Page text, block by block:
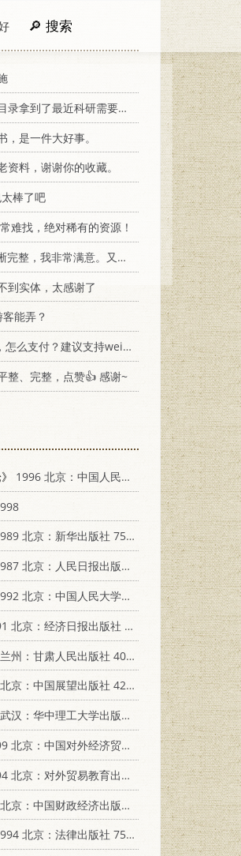
搜索
拿到了最近科研需要的材料！
，是一件大好事。
资料，谢谢你的收藏。
棒了吧
难找，绝对稀有的资源！
非常满意。又及，这本《话语的真相》...
到实体，太感谢了
客能弄？
么支付？建议支持weixin支付
整、完整，点赞👍 感谢~
1996 北京：中国人民大学出版社 7300022014
北京：新华出版社 7501104360
北京：人民日报出版社 4132·045
北京：中国人民大学出版社 7300014224
京：经济日报出版社 780036609X
州：甘肃人民出版社 4096·62
京：中国展望出版社 4271·052
：华中理工大学出版社 7560917739
京：中国对外经济贸易出版社 7800046796
京：对外贸易教育出版社 781000655X
：中国财政经济出版社 7500527969
北京：法律出版社 7503611464